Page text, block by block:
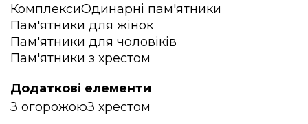
КомплексиОдинарні пам'ятники
Пам'ятники для жінок
Пам'ятники для чоловіків
Пам'ятники з хрестом
Додаткові елементи
З огорожоюЗ хрестом